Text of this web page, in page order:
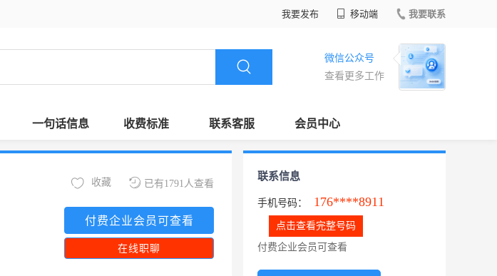
我要发布 移动端 我要联系
微信公众号
查看更多工作
一句话信息 收费标准 联系客服 会员中心
已有1791人查看
收藏
付费企业会员可查看
在线职聊
联系信息
手机号码： 176****8911
点击查看完整号码
付费企业会员可查看